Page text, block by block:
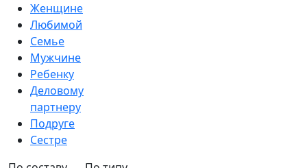
Женщине
Любимой
Семье
Мужчине
Ребенку
Деловому
партнеру
Подруге
Сестре